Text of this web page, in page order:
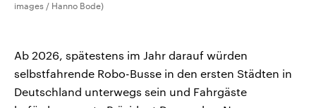
images / Hanno Bode)
Ab 2026, spätestens im Jahr darauf würden
selbstfahrende Robo-Busse in den ersten Städten in
Deutschland unterwegs sein und Fahrgäste